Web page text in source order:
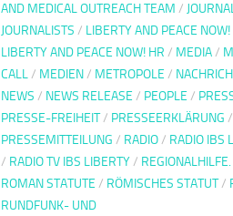
AND MEDICAL OUTREACH TEAM /
JOURNALISTS / LIBERTY AND PEACE NOW!
LIBERTY AND PEACE NOW! HR / MEDIA/
CALL/ MEDIEN/ METROPOLE /
NEWS / NEWS RELEASE / PEOPLE /
PRESSE-FREIHEIT/ PRESSEERKLÄRUNG /
PRESSEMITTEILUNG / RADIO/ RADIO IBS
/ RADIO TV IBS LIBERTY/
ROMAN STATUTE / RÖMISCHES STATUT/
RUNDFUNK- UND